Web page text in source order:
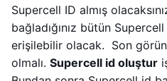
Supercell ID almış
bağladığınız bütün
erişilebilir olacak. Son
olmalı. Supercell id oluştur